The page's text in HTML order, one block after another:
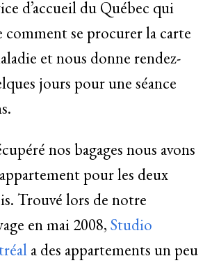
d’accueil du Québec qui
comment se procurer la carte
et nous donne rendez-
jours pour une séance
nos bagages nous avons
pour les deux
Trouvé lors de notre
en mai 2008, Studio
a des appartements un peu